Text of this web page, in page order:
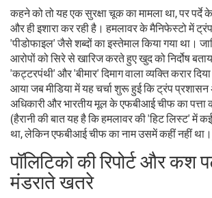
कहने को तो यह एक सुरक्षा चूक का मामला था, पर पर्दे
और ही इशारा कर रही है। हमलावर के मैनिफेस्टो में
'पीडोफाइल' जैसे शब्दों का इस्तेमाल किया गया था।
आरोपों को सिरे से खारिज करते हुए खुद को निर्दोष
'कट्टरपंथी' और 'बीमार' दिमाग वाला व्यक्ति करार
आया जब मीडिया में यह चर्चा शुरू हुई कि ट्रंप
अधिकारी और भारतीय मूल के एफबीआई चीफ का पत्ता
(हैरानी की बात यह है कि हमलावर की 'हिट लिस्ट' में
था, लेकिन एफबीआई चीफ का नाम उसमें कहीं नहीं
पॉलिटिको की रिपोर्ट और कश
मंडराते खतरे